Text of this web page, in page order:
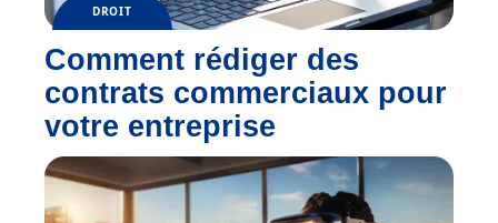
DROIT
Comment rédiger des
contrats commerciaux pour
votre entreprise